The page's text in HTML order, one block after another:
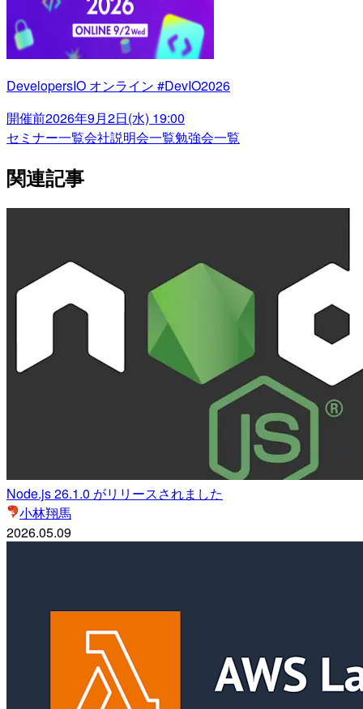
DevelopersIO オンライン #DevIO2026
開催前2026年9月2日(水) 19:00
セミナー一覧会社説明会一覧勉強会一覧
関連記事
Node.js 26.1.0 がリリースされました
小林翔馬
2026.05.09